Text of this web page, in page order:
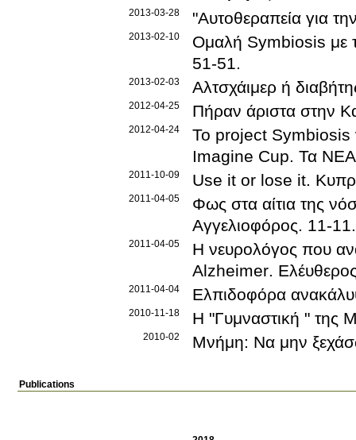
2013-03-28 "Αυτοθεραπεία για
2013-02-10
Ομαλή Symbiosis με
51-51.
2013-02-03 Αλτσχάιμερ ή
2012-04-25 Πήραν άριστα στην
2012-04-24
To project Symbiosis
Imagine Cup. Τα
2011-10-09 Use it or lose it.
2011-04-05
Φως στα αίτια της
Αγγελιοφόρος. 11-11.
2011-04-05
Η νευρολόγος που
Alzheimer.
2011-04-04 Ελπιδοφόρα
2010-11-18 Η "Γυμναστική " της
2010-02 Μνήμη: Να μην
Publications